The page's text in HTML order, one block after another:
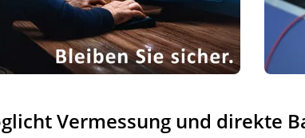
Vermessung und direkte